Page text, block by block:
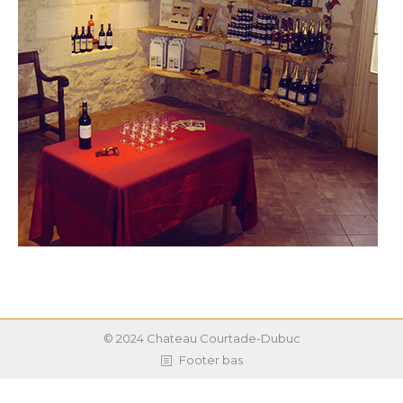
© 2024 Chateau Courtade-Dubuc
Footer bas